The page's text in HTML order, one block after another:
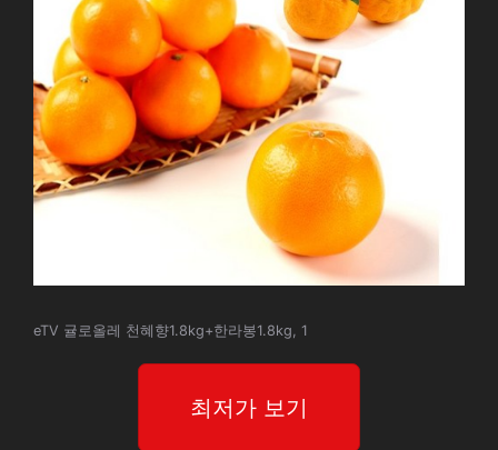
eTV 귤로올레 천혜향1.8kg+한라봉1.8kg, 1
최저가 보기